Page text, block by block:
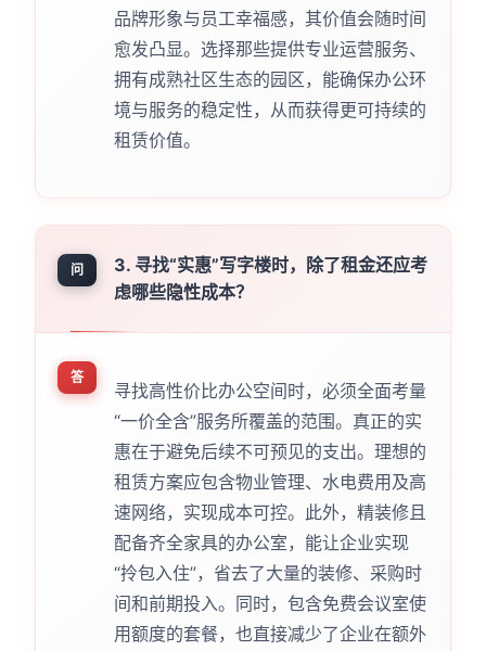
品牌形象与员工幸福感，其价值会随时间
愈发凸显。选择那些提供专业运营服务、
拥有成熟社区生态的园区，能确保办公环
境与服务的稳定性，从而获得更可持续的
租赁价值。
问
3. 寻找“实惠”写字楼时，除了租金还应考
虑哪些隐性成本？
答
寻找高性价比办公空间时，必须全面考量
“一价全含”服务所覆盖的范围。真正的实
惠在于避免后续不可预见的支出。理想的
租赁方案应包含物业管理、水电费用及高
速网络，实现成本可控。此外，精装修且
配备齐全家具的办公室，能让企业实现
“拎包入住”，省去了大量的装修、采购时
间和前期投入。同时，包含免费会议室使
用额度的套餐，也直接减少了企业在额外